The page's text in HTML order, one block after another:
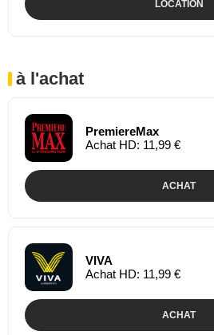
LOCATION
à l'achat
PremiereMax
Achat HD: 11,99 €
ACHAT
VIVA
Achat HD: 11,99 €
ACHAT